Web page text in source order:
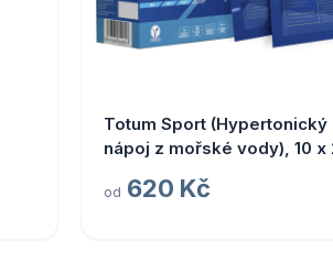
Totum Sport (Hypertonický
nápoj z mořské vody), 10 x
od 620 Kč